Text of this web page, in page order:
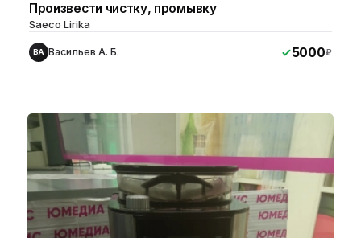
Произвести чистку, промывку
Saeco Lirika
ВА Васильев А. Б. 5000₽